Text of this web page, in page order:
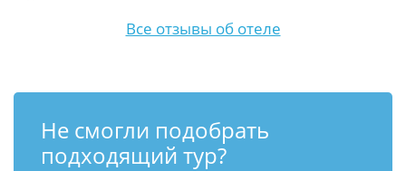
Все отзывы об отеле
Не смогли подобрать
подходящий тур?